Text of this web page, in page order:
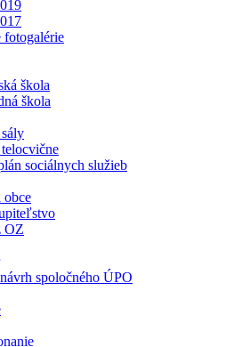
fotogalérie
škola
škola
sociálnych služieb
obce
OZ
spoločného ÚPO